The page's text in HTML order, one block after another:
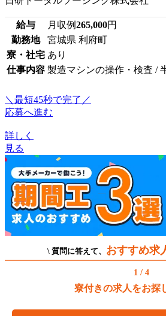
給与 月収例265,000円
勤務地
宮城県 利府町
寮・社宅 あり
仕事内容 製造マシンの操作・検査 /
＼最短45秒で完了／
応募へ進む
詳しく
見る
\ 質問に答えて、 おすすめ求
1 / 4
寮付きの求人をお探